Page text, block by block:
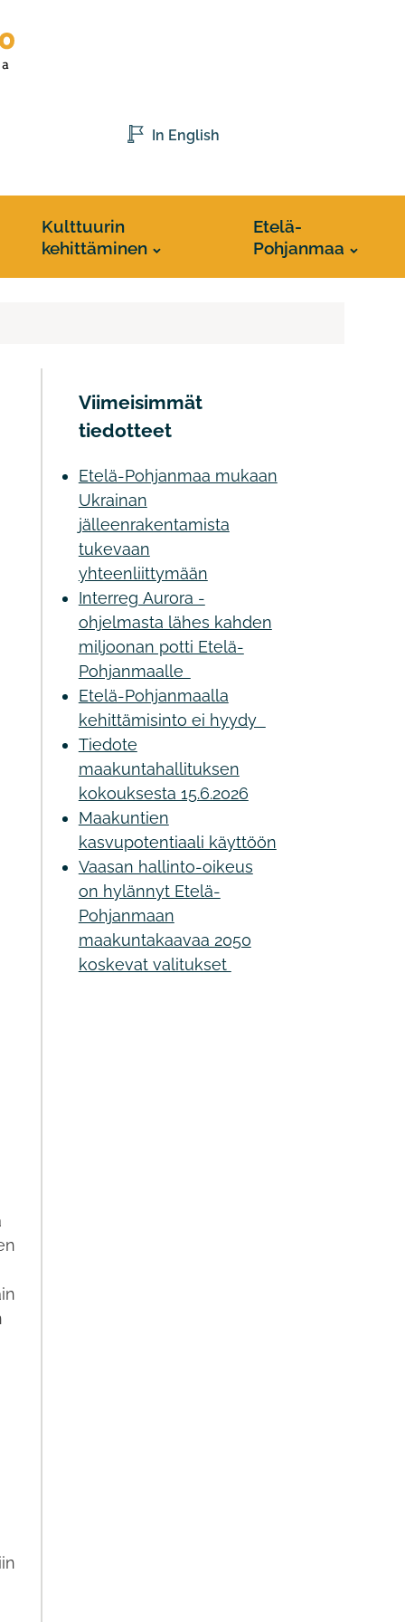
In English
Kulttuurin
kehittäminen
Etelä-
Pohjanmaa
Viimeisimmät
tiedotteet
Etelä-Pohjanmaa mukaan
Ukrainan
jälleenrakentamista
tukevaan
yhteenliittymään
Interreg Aurora -
ohjelmasta lähes kahden
miljoonan potti Etelä-
Pohjanmaalle
Etelä-Pohjanmaalla
kehittämisinto ei hyydy
Tiedote
maakuntahallituksen
kokouksesta 15.6.2026
Maakuntien
kasvupotentiaali käyttöön
Vaasan hallinto-oikeus
on hylännyt Etelä-
Pohjanmaan
maakuntakaavaa 2050
koskevat valitukset